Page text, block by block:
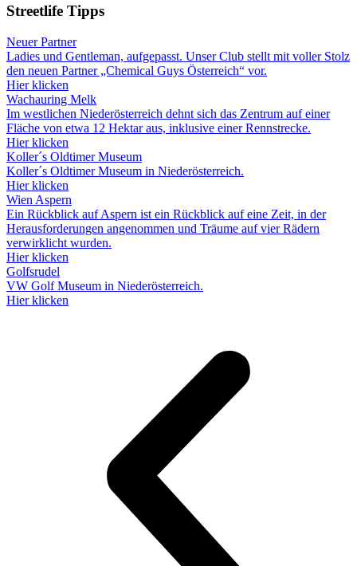
Streetlife Tipps
Neuer Partner
Ladies und Gentleman, aufgepasst. Unser Club stellt mit voller Stolz
den neuen Partner „Chemical Guys Österreich“ vor.
Hier klicken
Wachauring Melk
Im westlichen Niederösterreich dehnt sich das Zentrum auf einer
Fläche von etwa 12 Hektar aus, inklusive einer Rennstrecke.
Hier klicken
Koller´s Oldtimer Museum
Koller´s Oldtimer Museum in Niederösterreich.
Hier klicken
Wien Aspern
Ein Rückblick auf Aspern ist ein Rückblick auf eine Zeit, in der
Herausforderungen angenommen und Träume auf vier Rädern
verwirklicht wurden.
Hier klicken
Golfsrudel
VW Golf Museum in Niederösterreich.
Hier klicken